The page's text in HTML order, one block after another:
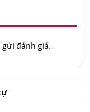
gửi đánh giá.